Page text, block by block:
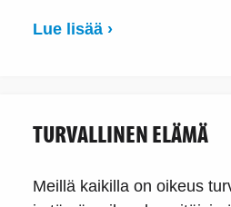
Lue lisää ›
TURVALLINEN ELÄMÄ
Meillä kaikilla on oikeus